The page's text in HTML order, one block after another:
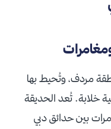
مردف، وتُحيط بها
خلابة. تُعد الحديقة
بين حدائق دبي